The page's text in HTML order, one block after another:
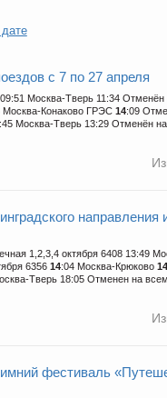
с 7 по 27 апреля
Москва-Тверь 11:34
Москва-Конаково ГРЭС 14:09
Москва-Тверь 13:29 Отменён
направления
1,2,3,4 октября 6408 13:49
6356 14:04 Москва-Крюково 14
Тверь 18:05 Отменен на
фестиваль